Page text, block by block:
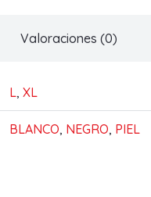
Valoraciones (0)
L, XL
BLANCO, NEGRO, PIEL